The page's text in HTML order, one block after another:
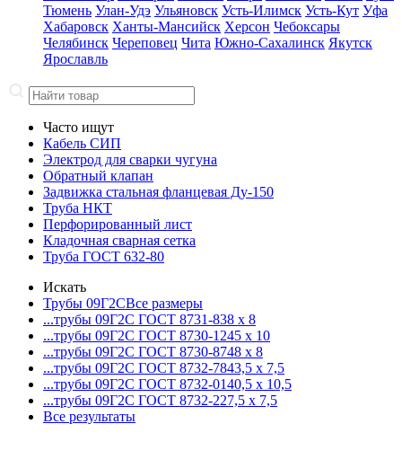
Тюмень Улан-Удэ Ульяновск Усть-Илимск Усть-Кут Уфа
Хабаровск Ханты-Мансийск Херсон Чебоксары
Челябинск Череповец Чита Южно-Сахалинск Якутск
Ярославль
Часто ищут
Кабель СИП
Электрод для сварки чугуна
Обратный клапан
Задвижка стальная фланцевая Ду-150
Труба НКТ
Перфорированный лист
Кладочная сварная сетка
Труба ГОСТ 632-80
Искать
Трубы 09Г2СВсе размеры
...трубы 09Г2С ГОСТ 8731-838 x 8
...трубы 09Г2С ГОСТ 8730-1245 x 10
...трубы 09Г2С ГОСТ 8730-8748 x 8
...трубы 09Г2С ГОСТ 8732-7843,5 x 7,5
...трубы 09Г2С ГОСТ 8732-0140,5 x 10,5
...трубы 09Г2С ГОСТ 8732-227,5 x 7,5
Все результаты